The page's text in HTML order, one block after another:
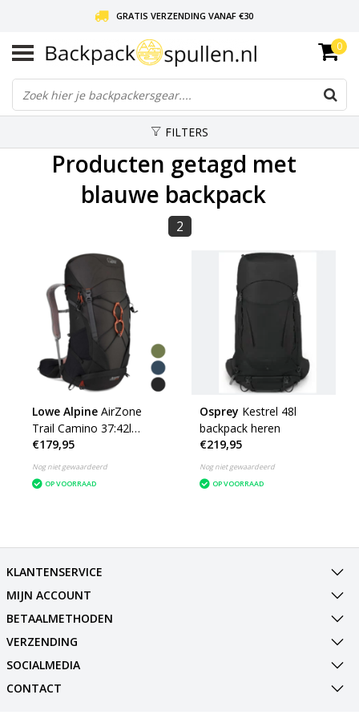
GRATIS VERZENDING VANAF €30
LIEFDE VOOR BACKPACKEN!
30 DAGEN GRATIS RETOUR
0
FILTERS
Producten getagd met
blauwe backpack
2
Lowe Alpine AirZone
Trail Camino 37:42l
wandelrugzak -
meerdere kleuren
€179,95
Nog niet gewaardeerd
OP VOORRAAD
Osprey Kestrel 48l
backpack heren
€219,95
Nog niet gewaardeerd
OP VOORRAAD
KLANTENSERVICE
MIJN ACCOUNT
BETAALMETHODEN
VERZENDING
SOCIALMEDIA
CONTACT